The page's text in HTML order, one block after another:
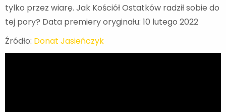
tylko przez wiarę. Jak Kościół Ostatków radził sobie do
tej pory? Data premiery oryginału: 10 lutego 2022
Źródło: Donat Jasieńczyk